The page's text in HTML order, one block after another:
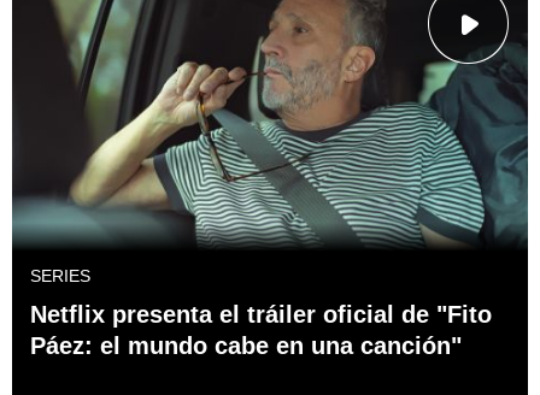
SERIES
Netflix presenta el tráiler oficial de "Fito
Páez: el mundo cabe en una canción"